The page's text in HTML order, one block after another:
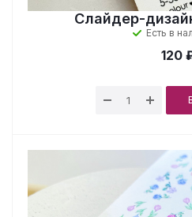
Слайдер-
Есть в
120